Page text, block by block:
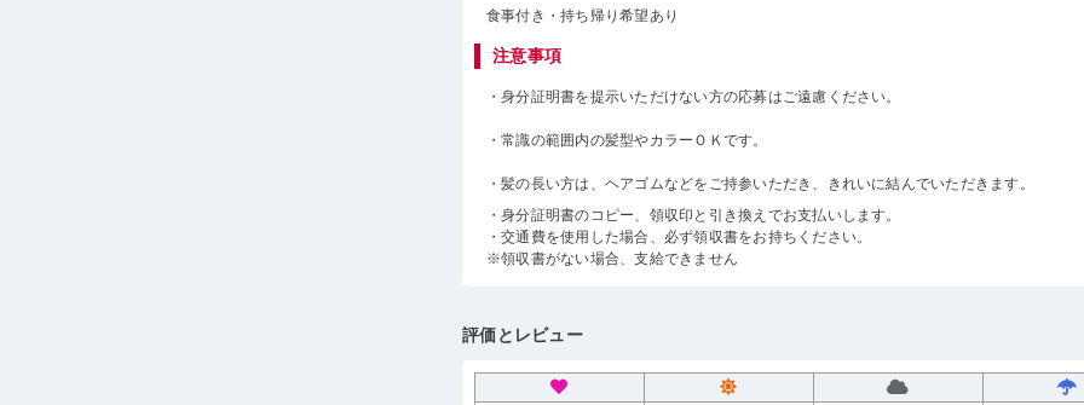
食事付き・持ち帰り希望あり
注意事項
・身分証明書を提示いただけない方の応募はご遠慮ください。
・常識の範囲内の髪型やカラーＯＫです。
・髪の長い方は、ヘアゴムなどをご持参いただき、きれいに結んでいただきます。
・身分証明書のコピー、領収印と引き換えでお支払いします。
・交通費を使用した場合、必ず領収書をお持ちください。
※領収書がない場合、支給できません
評価とレビュー